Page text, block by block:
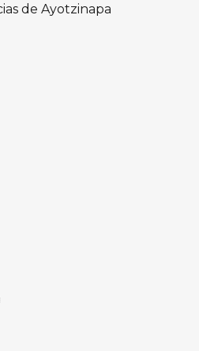
de Ayotzinapa